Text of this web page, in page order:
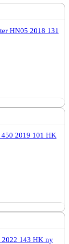
HN05 2018 131
2019 101 HK
2022 143 HK ny